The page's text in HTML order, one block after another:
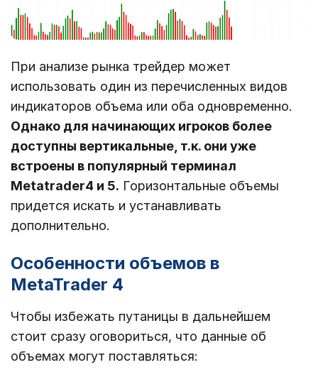
При анализе рынка трейдер может
использовать один из перечисленных видов
индикаторов объема или оба одновременно.
Однако для начинающих игроков более
доступны вертикальные, т.к. они уже
встроены в популярный терминал
Metatrader4 и 5. Горизонтальные объемы
придется искать и устанавливать
дополнительно.
Особенности объемов в
MetaTrader 4
Чтобы избежать путаницы в дальнейшем
стоит сразу оговориться, что данные об
объемах могут поставляться: